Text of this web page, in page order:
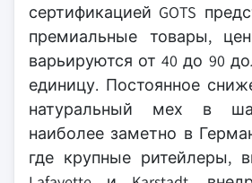
сертификацией GOTS
премиальные товары,
варьируются от 40 до 90
единицу. Постоянное
натуральный мех в
наиболее заметно в
где крупные ритейлеры,